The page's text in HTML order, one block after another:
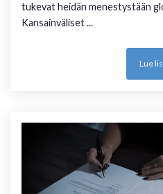
tukevat heidän menestystään
Kansainväliset ...
Lue